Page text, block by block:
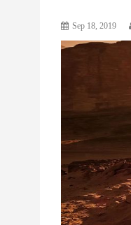
Sep 18, 2019